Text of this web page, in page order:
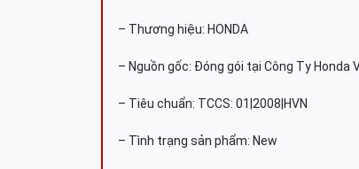
– Thương hiệu: HONDA
– Nguồn gốc: Đóng gói tại Công Ty Honda
– Tiêu chuẩn: TCCS: 01|2008|HVN
– Tình trạng sản phẩm: New